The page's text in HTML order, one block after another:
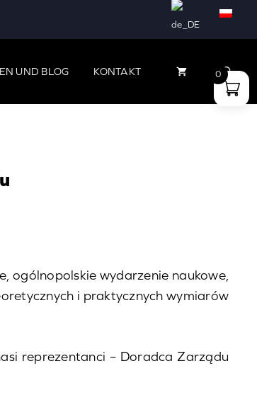
UND BLOG KONTAKT
ogólnopolskie wydarzenie naukowe,
i praktycznych wymiarów
reprezentanci – Doradca Zarządu
0